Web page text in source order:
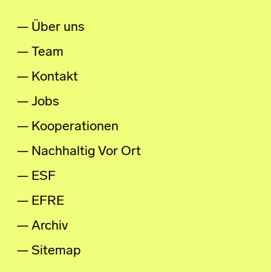
Über uns
Team
Kontakt
Jobs
Kooperationen
Nachhaltig Vor Ort
ESF
EFRE
Archiv
Sitemap